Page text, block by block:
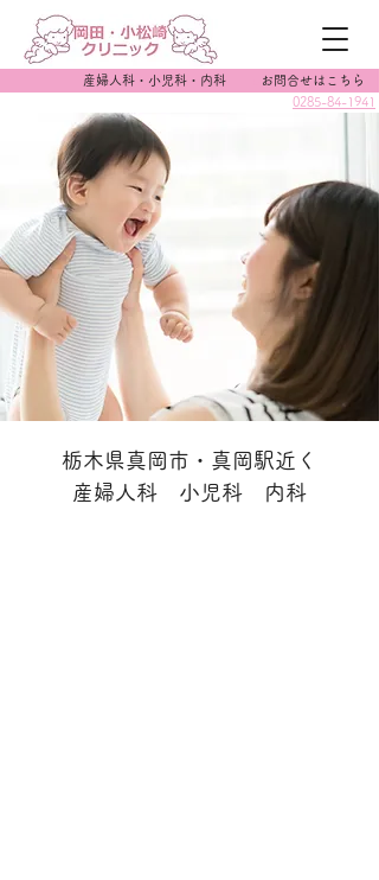
産婦人科・小児科・内科
お問合せはこちら
0285-84-1941
栃木県真岡市・真岡駅近く
産婦人科 小児科 内科